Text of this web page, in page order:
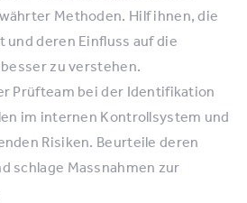
Methoden. Hilf ihnen, die
und deren Einfluss auf die
zu verstehen.
Prüfteam bei der Identifikation
im internen Kontrollsystem und
Risiken. Beurteile deren
schlage Massnahmen zur